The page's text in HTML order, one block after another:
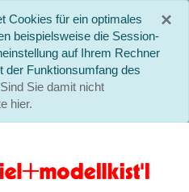
×
Cookies für ein optimales
beispielsweise die Session-
auf Ihrem Rechner
der Funktionsumfang des
Sind Sie damit nicht
hier.